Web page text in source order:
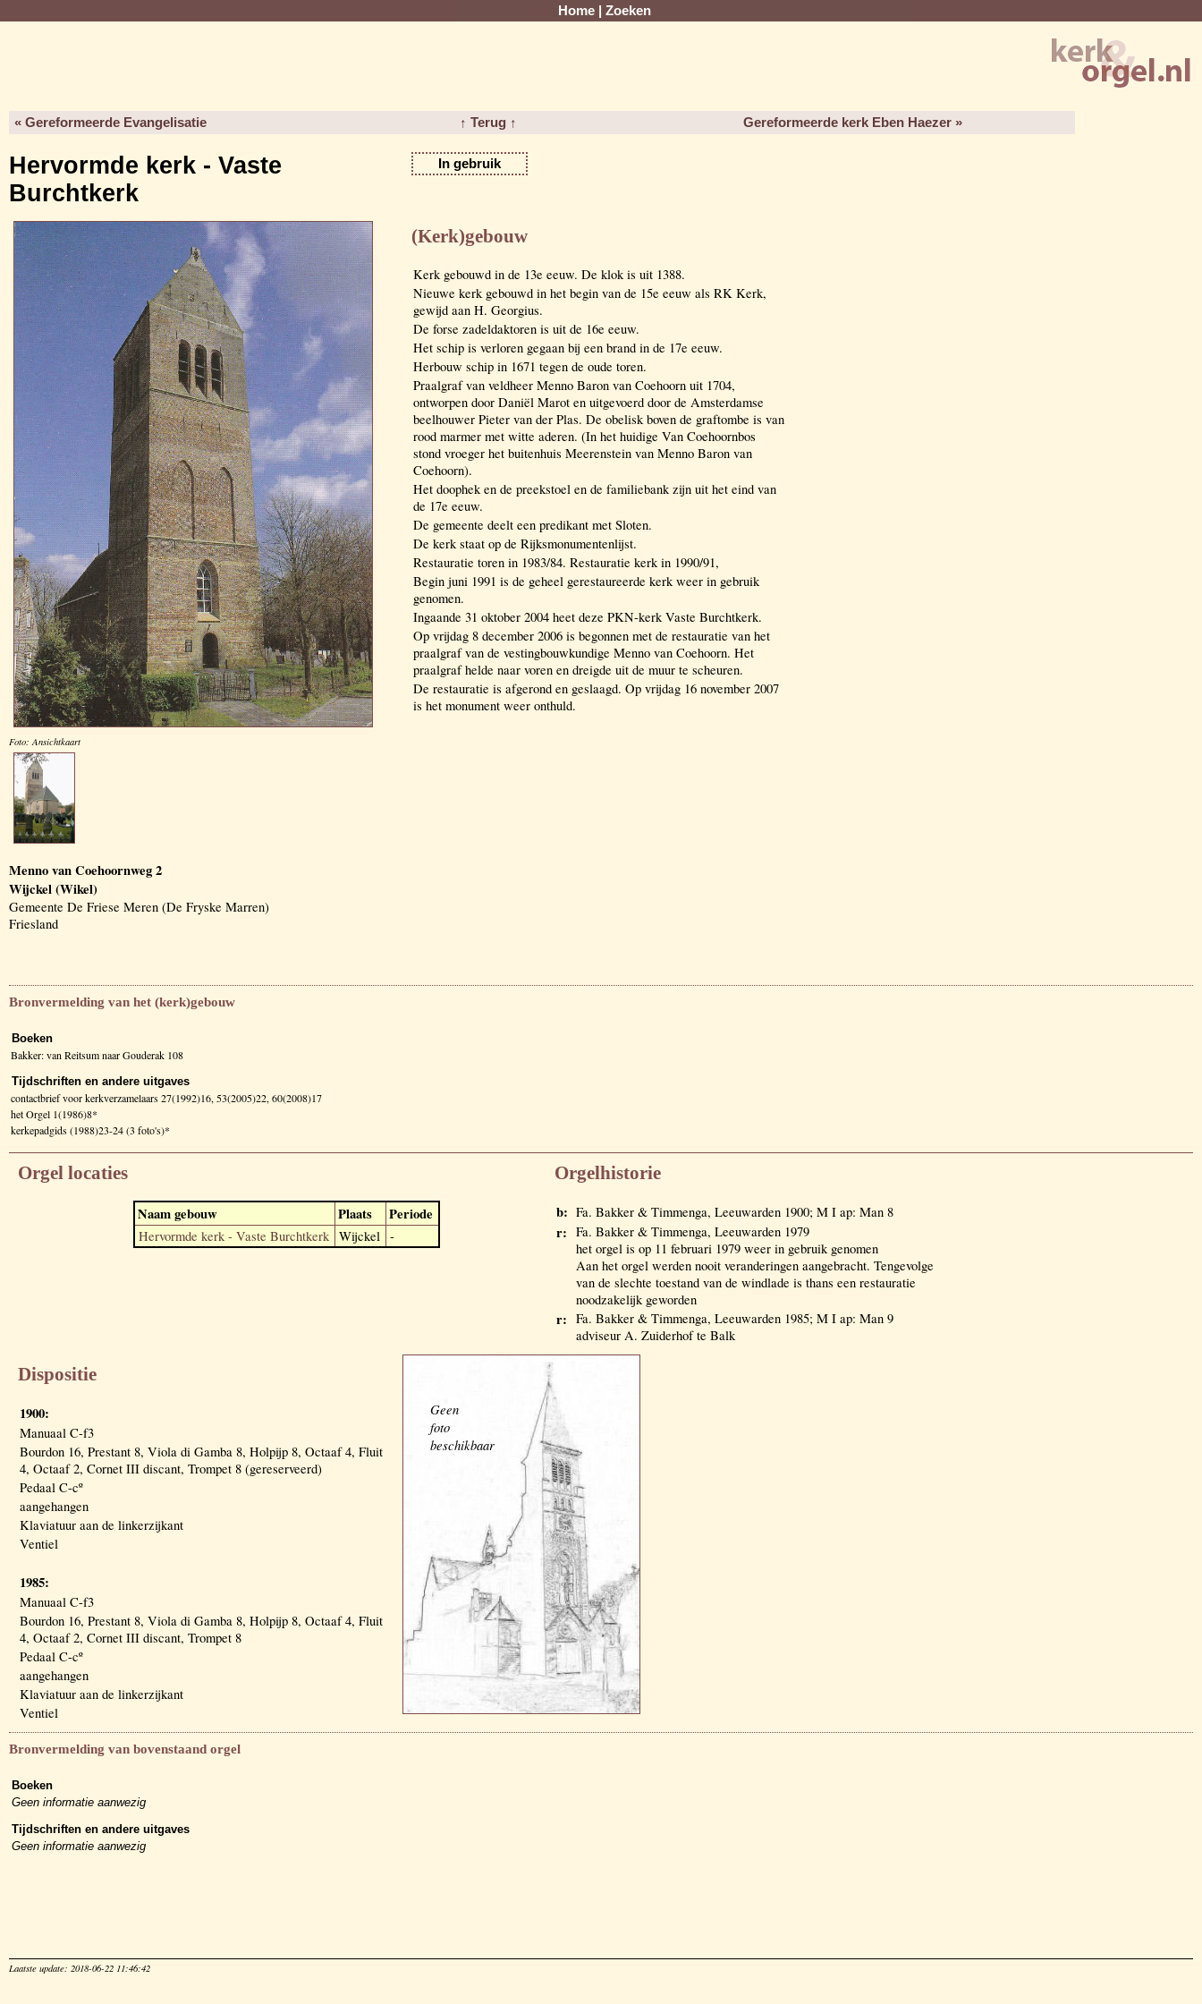
Home Zoeken
« Gereformeerde Evangelisatie ↑ Terug ↑ Gereformeerde kerk Eben Haezer »
Hervormde kerk - Vaste
Burchtkerk
In gebruik
Foto: Ansichtkaart
Menno van Coehoornweg 2
Wijckel (Wikel)
Gemeente De Friese Meren (De Fryske Marren)
Friesland
(Kerk)gebouw
Kerk gebouwd in de 13e eeuw. De klok is uit 1388.
Nieuwe kerk gebouwd in het begin van de 15e eeuw als RK Kerk,
gewijd aan H. Georgius.
De forse zadeldaktoren is uit de 16e eeuw.
Het schip is verloren gegaan bij een brand in de 17e eeuw.
Herbouw schip in 1671 tegen de oude toren.
Praalgraf van veldheer Menno Baron van Coehoorn uit 1704,
ontworpen door Daniël Marot en uitgevoerd door de Amsterdamse
beelhouwer Pieter van der Plas. De obelisk boven de graftombe is van
rood marmer met witte aderen. (In het huidige Van Coehoornbos
stond vroeger het buitenhuis Meerenstein van Menno Baron van
Coehoorn).
Het doophek en de preekstoel en de familiebank zijn uit het eind van
de 17e eeuw.
De gemeente deelt een predikant met Sloten.
De kerk staat op de Rijksmonumentenlijst.
Restauratie toren in 1983/84. Restauratie kerk in 1990/91,
Begin juni 1991 is de geheel gerestaureerde kerk weer in gebruik
genomen.
Ingaande 31 oktober 2004 heet deze PKN-kerk Vaste Burchtkerk.
Op vrijdag 8 december 2006 is begonnen met de restauratie van het
praalgraf van de vestingbouwkundige Menno van Coehoorn. Het
praalgraf helde naar voren en dreigde uit de muur te scheuren.
De restauratie is afgerond en geslaagd. Op vrijdag 16 november 2007
is het monument weer onthuld.
Bronvermelding van het (kerk)gebouw
Boeken
Bakker: van Reitsum naar Gouderak 108
Tijdschriften en andere uitgaves
contactbrief voor kerkverzamelaars 27(1992)16, 53(2005)22, 60(2008)17
het Orgel 1(1986)8*
kerkepadgids (1988)23-24 (3 foto's)*
Orgel locaties
Naam gebouw Plaats Periode
Hervormde kerk - Vaste Burchtkerk Wijckel -
Orgelhistorie
b: Fa. Bakker & Timmenga, Leeuwarden 1900; M I ap: Man 8
r: Fa. Bakker & Timmenga, Leeuwarden 1979
het orgel is op 11 februari 1979 weer in gebruik genomen
Aan het orgel werden nooit veranderingen aangebracht. Tengevolge
van de slechte toestand van de windlade is thans een restauratie
noodzakelijk geworden
r: Fa. Bakker & Timmenga, Leeuwarden 1985; M I ap: Man 9
adviseur A. Zuiderhof te Balk
Dispositie
1900:
Manuaal C-f3
Bourdon 16, Prestant 8, Viola di Gamba 8, Holpijp 8, Octaaf 4, Fluit
4, Octaaf 2, Cornet III discant, Trompet 8 (gereserveerd)
Pedaal C-cº
aangehangen
Klaviatuur aan de linkerzijkant
Ventiel
1985:
Manuaal C-f3
Bourdon 16, Prestant 8, Viola di Gamba 8, Holpijp 8, Octaaf 4, Fluit
4, Octaaf 2, Cornet III discant, Trompet 8
Pedaal C-cº
aangehangen
Klaviatuur aan de linkerzijkant
Ventiel
Geen
foto
beschikbaar
Bronvermelding van bovenstaand orgel
Boeken
Geen informatie aanwezig
Tijdschriften en andere uitgaves
Geen informatie aanwezig
Laatste update: 2018-06-22 11:46:42